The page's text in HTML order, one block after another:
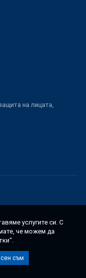
на лицата,
услугите си. С
че можем да
съм